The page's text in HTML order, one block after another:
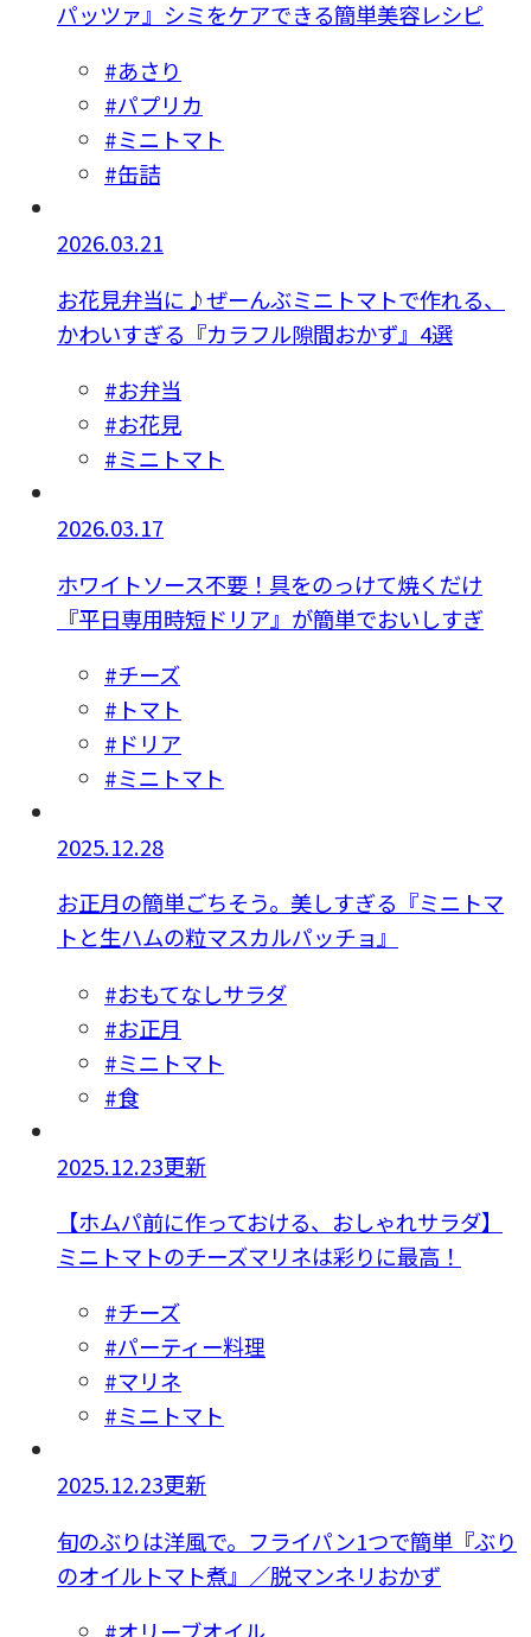
パッツァ』シミをケアできる簡単美容レシピ
#あさり
#パプリカ
#ミニトマト
#缶詰
2026.03.21
お花見弁当に♪ぜーんぶミニトマトで作れる、
かわいすぎる『カラフル隙間おかず』4選
#お弁当
#お花見
#ミニトマト
2026.03.17
ホワイトソース不要！具をのっけて焼くだけ
『平日専用時短ドリア』が簡単でおいしすぎ
#チーズ
#トマト
#ドリア
#ミニトマト
2025.12.28
お正月の簡単ごちそう。美しすぎる『ミニトマ
トと生ハムの粒マスカルパッチョ』
#おもてなしサラダ
#お正月
#ミニトマト
#食
2025.12.23更新
【ホムパ前に作っておける、おしゃれサラダ】
ミニトマトのチーズマリネは彩りに最高！
#チーズ
#パーティー料理
#マリネ
#ミニトマト
2025.12.23更新
旬のぶりは洋風で。フライパン1つで簡単『ぶり
のオイルトマト煮』／脱マンネリおかず